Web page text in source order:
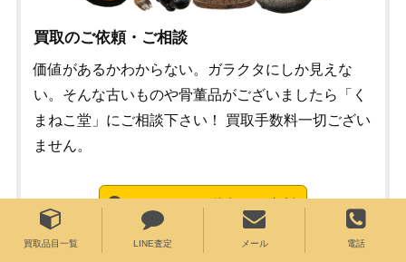
買取品目一覧 LINE査定 メール 電話
買取のご依頼・ご相談
価値があるかわからない。ガラクタにしか見えな
い。そんな古いものや骨董品がございましたら「く
まねこ堂」にご相談下さい！ 買取手数料一切ござい
ません。
メールでのご依頼・ご相談